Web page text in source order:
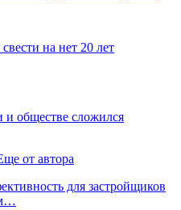
на нет 20 лет
обществе сложился
от автора
для застройщиков